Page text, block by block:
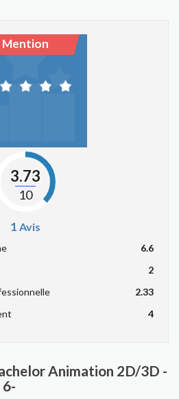
Mention
3.73
10
1 Avis
6.6
2
2.33
4
Animation 2D/3D -